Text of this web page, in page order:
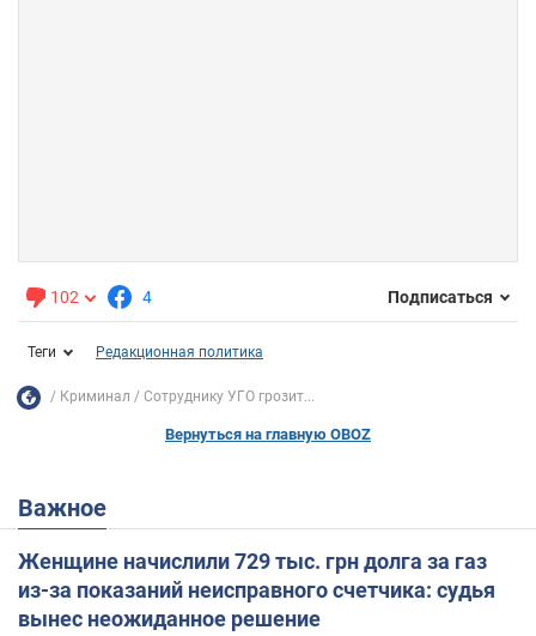
102 4 Подписаться
Теги Редакционная политика
Криминал Сотруднику УГО грозит...
Вернуться на главную OBOZ
Важное
Женщине начислили 729 тыс. грн долга за газ
из-за показаний неисправного счетчика: судья
вынес неожиданное решение